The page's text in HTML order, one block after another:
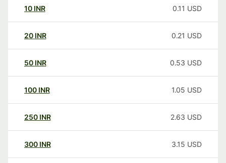
10 INR 0.11 USD
20 INR 0.21 USD
50 INR 0.53 USD
100 INR 1.05 USD
250 INR 2.63 USD
300 INR 3.15 USD